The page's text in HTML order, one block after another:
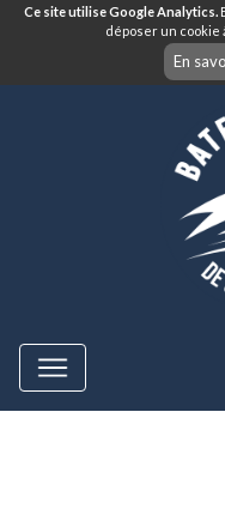
Ce site utilise Google Analytics.
déposer un cookie
En